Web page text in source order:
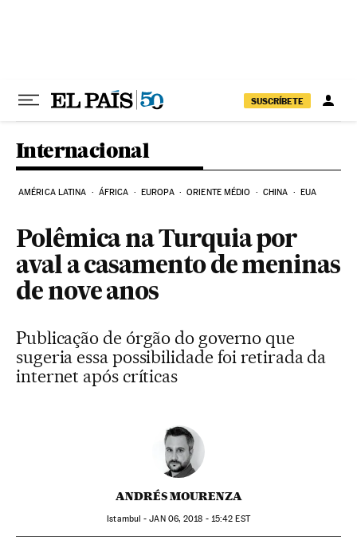
SUSCRÍBETE
Internacional
AMÉRICA LATINA ÁFRICA EUROPA ORIENTE MÉDIO CHINA EUA
Polêmica na Turquia por
aval a casamento de meninas
de nove anos
Publicação de órgão do governo que
sugeria essa possibilidade foi retirada da
internet após críticas
ANDRÉS MOURENZA
Istambul -JAN06, 2018 - 15:42 EST